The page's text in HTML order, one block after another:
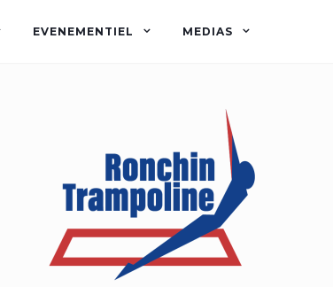
EVENEMENTIEL MEDIAS